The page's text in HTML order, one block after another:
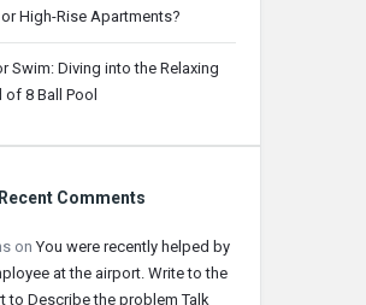
High-Rise Apartments?
Swim: Diving into the Relaxing
of 8 Ball Pool
Recent Comments
onYou were recently helped by
at the airport. Write to the
to Describe the problem Talk